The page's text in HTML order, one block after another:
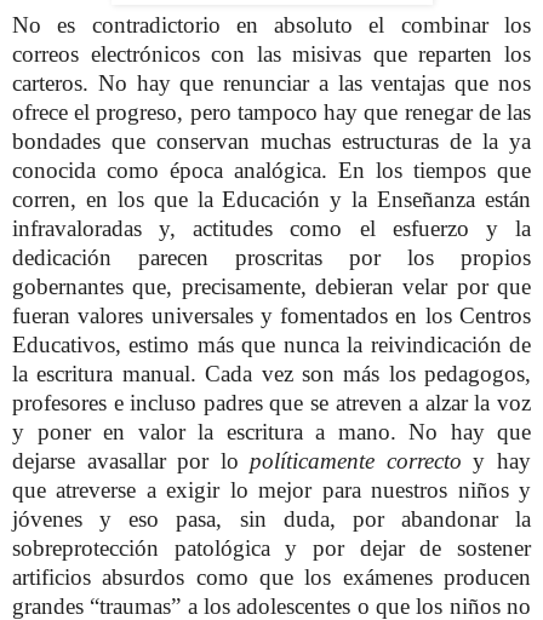
No es contradictorio en absoluto el combinar los
correos electrónicos con las misivas que reparten los
carteros. No hay que renunciar a las ventajas que nos
ofrece el progreso, pero tampoco hay que renegar de las
bondades que conservan muchas estructuras de la ya
conocida como época analógica. En los tiempos que
corren, en los que la Educación y la Enseñanza están
infravaloradas y, actitudes como el esfuerzo y la
dedicación parecen proscritas por los propios
gobernantes que, precisamente, debieran velar por que
fueran valores universales y fomentados en los Centros
Educativos, estimo más que nunca la reivindicación de
la escritura manual. Cada vez son más los pedagogos,
profesores e incluso padres que se atreven a alzar la voz
y poner en valor la escritura a mano. No hay que
dejarse avasallar por lo políticamente correcto y hay
que atreverse a exigir lo mejor para nuestros niños y
jóvenes y eso pasa, sin duda, por abandonar la
sobreprotección patológica y por dejar de sostener
artificios absurdos como que los exámenes producen
grandes “traumas” a los adolescentes o que los niños no